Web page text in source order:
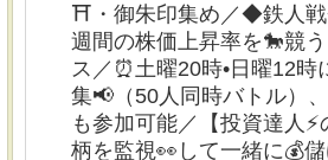
⛩・御朱印集め／◆鉄人
週間の株価上昇率を🐎競
ス／⏰土曜20時•日曜12時
集📢（50人同時バトル）
も参加可能／【投資達人⚡️
柄を監視👀して一緒に💰儲